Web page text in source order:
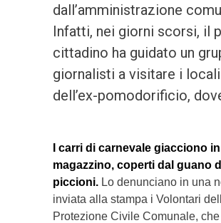
dall’amministrazione
Infatti, nei giorni scorsi, il
cittadino ha guidato un
giornalisti a visitare i locali
dell’ex-pomodorificio,
I carri di carnevale giacciono
magazzino, coperti dal guano
piccioni. Lo denunciano in una
inviata alla stampa i Volontari
Protezione Civile Comunale,